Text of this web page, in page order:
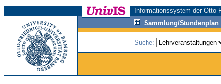
Informationssystem der
Sammlung/Stundenplan
Suche: